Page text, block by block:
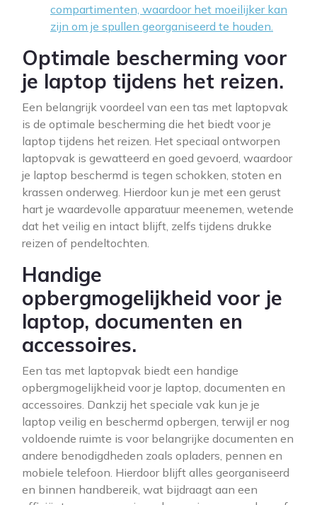
compartimenten, waardoor het moeilijker kan
zijn om je spullen georganiseerd te houden.
Optimale bescherming voor
je laptop tijdens het reizen.
Een belangrijk voordeel van een tas met laptopvak
is de optimale bescherming die het biedt voor je
laptop tijdens het reizen. Het speciaal ontworpen
laptopvak is gewatteerd en goed gevoerd, waardoor
je laptop beschermd is tegen schokken, stoten en
krassen onderweg. Hierdoor kun je met een gerust
hart je waardevolle apparatuur meenemen, wetende
dat het veilig en intact blijft, zelfs tijdens drukke
reizen of pendeltochten.
Handige
opbergmogelijkheid voor je
laptop, documenten en
accessoires.
Een tas met laptopvak biedt een handige
opbergmogelijkheid voor je laptop, documenten en
accessoires. Dankzij het speciale vak kun je je
laptop veilig en beschermd opbergen, terwijl er nog
voldoende ruimte is voor belangrijke documenten en
andere benodigdheden zoals opladers, pennen en
mobiele telefoon. Hierdoor blijft alles georganiseerd
en binnen handbereik, wat bijdraagt aan een